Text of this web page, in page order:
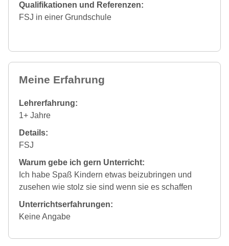
Qualifikationen und Referenzen:
FSJ in einer Grundschule
Meine Erfahrung
Lehrerfahrung:
1+ Jahre
Details:
FSJ
Warum gebe ich gern Unterricht:
Ich habe Spaß Kindern etwas beizubringen und
zusehen wie stolz sie sind wenn sie es schaffen
Unterrichtserfahrungen:
Keine Angabe